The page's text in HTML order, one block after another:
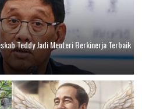
Teddy Jadi Menteri Berkinerja Terbaik